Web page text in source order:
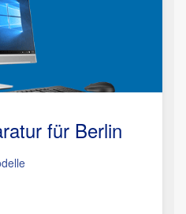
für Berlin